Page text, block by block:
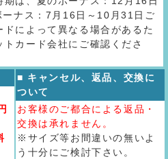
ナス：7月16日～10月31日ご
によって異なる場合があるた
カード会社にご確認くださ
■ キャンセル、返品、交換に
ついて
お客様のご都合による返品・
交換は承れません。
※サイズ等お間違いの無いよ
う十分にご検討下さい。